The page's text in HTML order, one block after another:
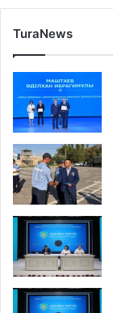
TuraNews